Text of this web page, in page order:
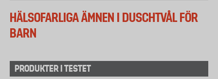
HÄLSOFARLIGA ÄMNEN I DUSCHTVÅL FÖR
BARN
PRODUKTER I TESTET